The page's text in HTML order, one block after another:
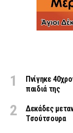
Πνίγηκε
παιδιά της
Δεκάδες
Τσούτσουρα